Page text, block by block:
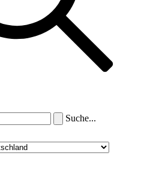
Suche...